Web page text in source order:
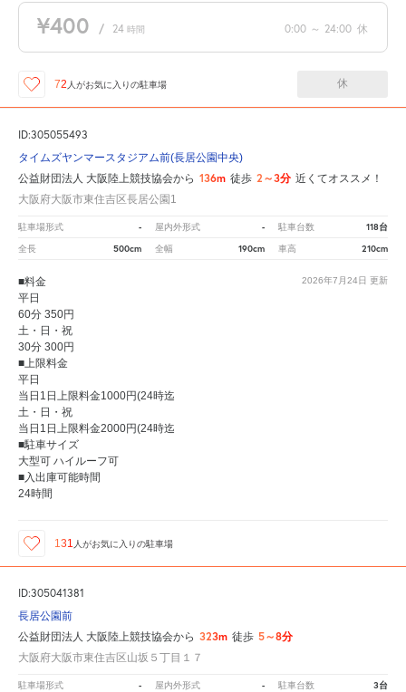
¥400 / 24 時間 0:00 ～ 24:00 休
72 人がお気に入りの駐車場 休
ID:305055493
タイムズヤンマースタジアム前(長居公園中央)
公益財団法人 大阪陸上競技協会から 136m 徒歩 2～3分 近くてオススメ！
大阪府大阪市東住吉区長居公園1
駐車場形式 - 屋内外形式 - 駐車台数 118台
全長 500cm 全幅 190cm 車高 210cm
2026年7月24日 更新
■料金
平日
60分 350円
土・日・祝
30分 300円
■上限料金
平日
当日1日上限料金1000円(24時迄
土・日・祝
当日1日上限料金2000円(24時迄
■駐車サイズ
大型可 ハイルーフ可
■入出庫可能時間
24時間
131 人がお気に入りの駐車場
ID:305041381
長居公園前
公益財団法人 大阪陸上競技協会から 323m 徒歩 5～8分
大阪府大阪市東住吉区山坂５丁目１７
駐車場形式 - 屋内外形式 - 駐車台数 3台